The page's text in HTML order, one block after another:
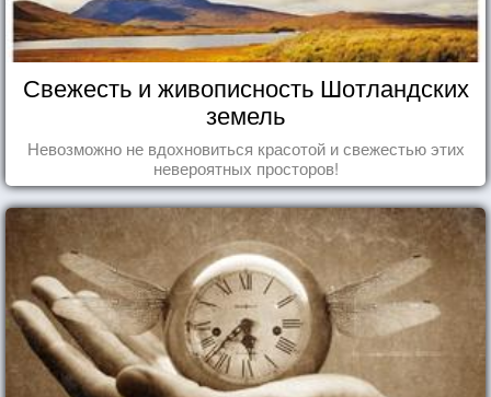
Свежесть и живописность Шотландских
земель
Невозможно не вдохновиться красотой и свежестью этих
невероятных просторов!